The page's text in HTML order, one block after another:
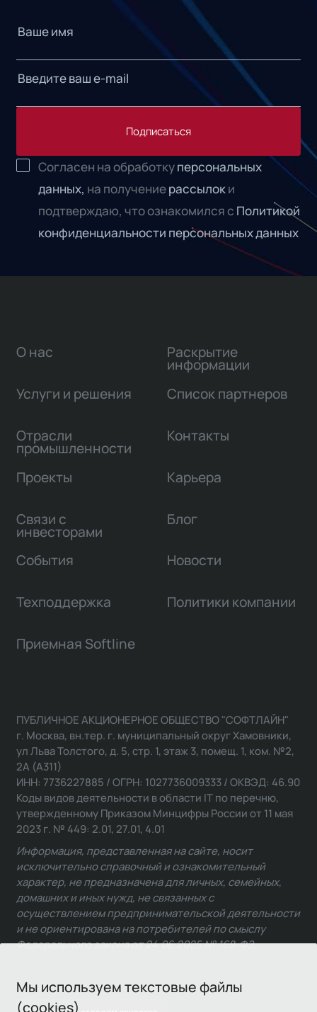
Подписаться
Согласен на обработкуперсональных
данных, на получениерассылоки
подтверждаю, что ознакомился с Политикой
конфиденциальности персональных данных
Мы используем текстовые файлы
(cookies)
О нас
Услуги и решения
Отрасли
промышленности
Проекты
Связи с
инвесторами
Раскрытие
информации
Список партнеров
Контакты
Карьера
Блог
События Новости
Техподдержка Политики компании
Приемная Softline
ПУБЛИЧНОЕ АКЦИОНЕРНОЕ ОБЩЕСТВО "СОФТЛАЙН"
г. Москва, вн.тер. г. муниципальный округ Хамовники,
ул Льва Толстого, д. 5, стр. 1, этаж 3, помещ. 1, ком. №2,
2А (А311)
ИНН: 7736227885 / ОГРН: 1027736009333 / ОКВЭД: 46.90
Коды видов деятельности в области IT по перечню,
утвержденному Приказом Минцифры России от 11 мая
2023 г. № 449: 2.01, 27.01, 4.01
Информация, представленная на сайте, носит
исключительно справочный и ознакомительный
характер, не предназначена для личных, семейных,
домашних и иных нужд, не связанных с
осуществлением предпринимательской деятельности
и не ориентирована на потребителей по смыслу
Федерального закона от 24.06.2025 № 168-ФЗ.